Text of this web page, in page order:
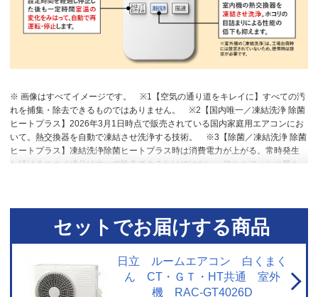
※ 画像はすべてイメージです。
※1【空気の通り道をキレイに】すべての汚
れを捕集・除去できるものではありません。
※2【国内唯一／凍結洗浄 除菌
ヒートプラス】2026年3月1日時点で販売されている国内家庭用エアコンにお
いて。熱交換器を自動で凍結させ洗浄する技術。
※3【除菌／凍結洗浄 除菌
ヒートプラス】凍結洗浄除菌ヒートプラス時は消費電力が上がる。常時発生
し続けるニオイ成分はすべて除去できるわけではない。アルミフィンに菌を
※5【浮遊物質を捕集・抑制/ニオイを抑制】閉鎖された実験設備に
おける試験結果によるもので、実使用空間での効果を示すものではありませ
ん。
※6【内部のカビを抑制／カビバスター】約20分間。室温・湿度が上昇
する場合あり。工場出荷時は設定されておらずお客様ご自身による設定が必
※7【国内唯一／ステンレス・クリーン システム】2026年3月1日時点
で販売されている国内家庭用エアコンにおいて。通風路、フラップにステン
セットでお届けする商品
日立 ルームエアコン 白くまく
ん CT・ＧＴ・HT共通 室外
機 RAC-GT4026D